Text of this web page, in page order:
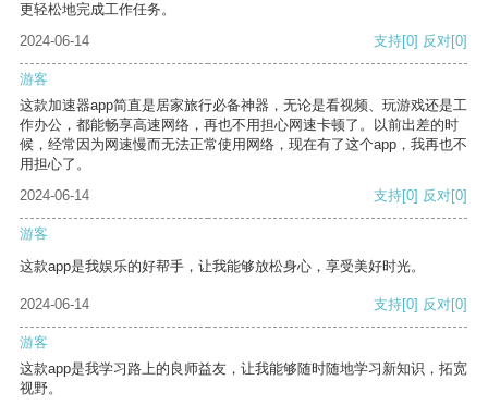
更轻松地完成工作任务。
2024-06-14
支持[0] 反对[0]
游客
这款加速器app简直是居家旅行必备神器，无论是看视频、玩游戏还是工
作办公，都能畅享高速网络，再也不用担心网速卡顿了。以前出差的时
候，经常因为网速慢而无法正常使用网络，现在有了这个app，我再也不
用担心了。
2024-06-14
支持[0] 反对[0]
游客
这款app是我娱乐的好帮手，让我能够放松身心，享受美好时光。
2024-06-14 支持[0] 反对[0]
游客
这款app是我学习路上的良师益友，让我能够随时随地学习新知识，拓宽
视野。